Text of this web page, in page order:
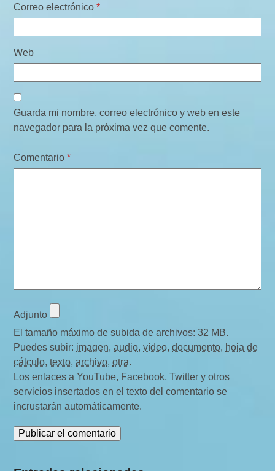
Correo electrónico*
Web
Guarda mi nombre, correo electrónico y web en este
navegador para la próxima vez que comente.
Comentario*
Adjunto
El tamaño máximo de subida de archivos: 32 MB.
Puedes subir: imagen,audio,vídeo,documento, hoja de
cálculo,texto,archivo,otra.
Los enlaces a YouTube, Facebook, Twitter y otros
servicios insertados en el texto del comentario se
incrustarán automáticamente.